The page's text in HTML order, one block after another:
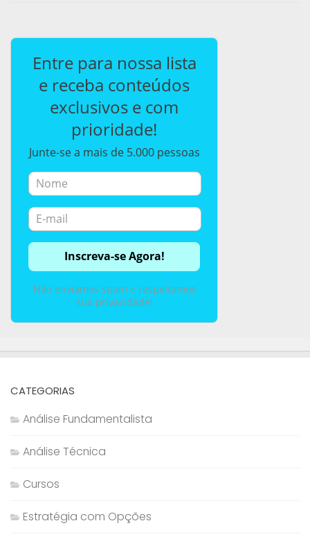
Entre para nossa lista
e receba conteúdos
exclusivos e com
prioridade!
Junte-se a mais de 5.000 pessoas
Não enviamos spam e respeitamos
sua privacidade!
CATEGORIAS
Análise Fundamentalista
Análise Técnica
Cursos
Estratégia com Opções